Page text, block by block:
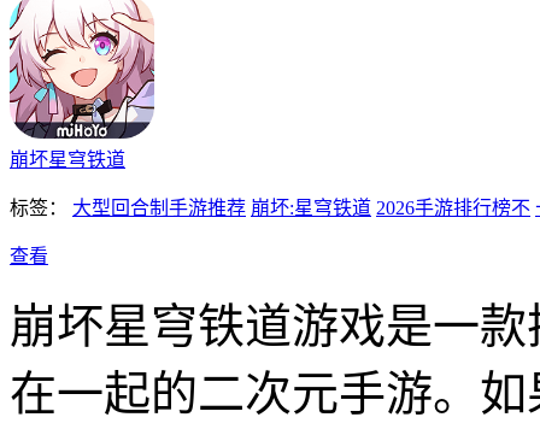
崩坏星穹铁道
标签： 大型回合制手游推荐 崩坏:星穹铁道 2026手游排行榜不
查看
崩坏星穹铁道游戏是一
在一起的二次元手游。